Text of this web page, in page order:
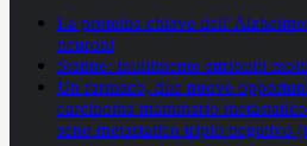
La proteina chiave
neuroni
Statine: inutilmente attribuiti
Un farmaco, due nuove
carcinoma mammario
seno metastatico triplo negativo